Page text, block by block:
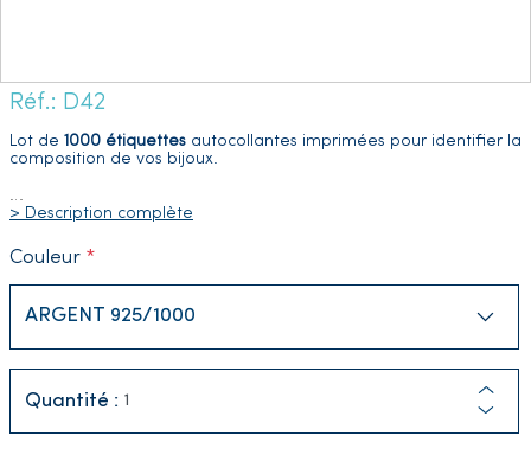
Réf.: D42
Lot de 1000 étiquettes autocollantes imprimées pour identifier la
composition de vos bijoux.
…
> Description complète
Couleur
Quantité :